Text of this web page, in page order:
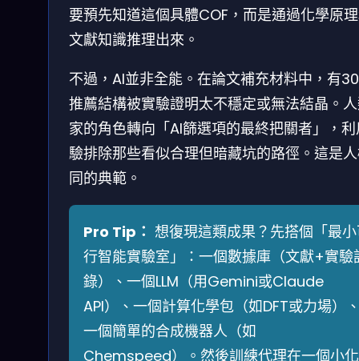
要預先知道這個具體COF，而是通過化學原
文獻知識推理出來。
不過，AI並非全能。在論文補充材料中，有
推薦結構被實驗證明太不穩定或無法結晶。
家的角色轉向「AI篩選項的最終把關者」，
驗排除那些看似合理但暗藏坑的路徑。這是
同的典範。
Pro Tip： 想復現這類成果？先搭個「最
行智能實驗室」：一個數據庫（文獻+實驗
錄）、一個LLM（用Gemini或Claude
API）、一個計算化學包（如DFT或力場）
一個簡單的合成機器人（如
Chemspeed）。然後訓練代理在一個小化